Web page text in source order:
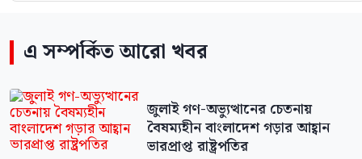
এ সম্পর্কিত আরো খবর
জুলাই গণ-অভ্যুত্থানের চেতনায়
বৈষম্যহীন বাংলাদেশ গড়ার আহ্বান
ভারপ্রাপ্ত রাষ্ট্রপতির